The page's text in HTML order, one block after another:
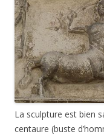
La sculpture est bien
centaure (buste